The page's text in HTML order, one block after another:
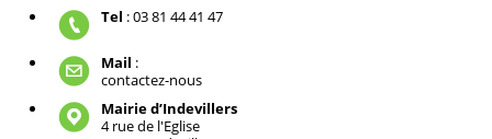
Tel : 03 81 44 41 47
Mail :
contactez-nous
Mairie d’Indevillers
4 rue de l'Eglise